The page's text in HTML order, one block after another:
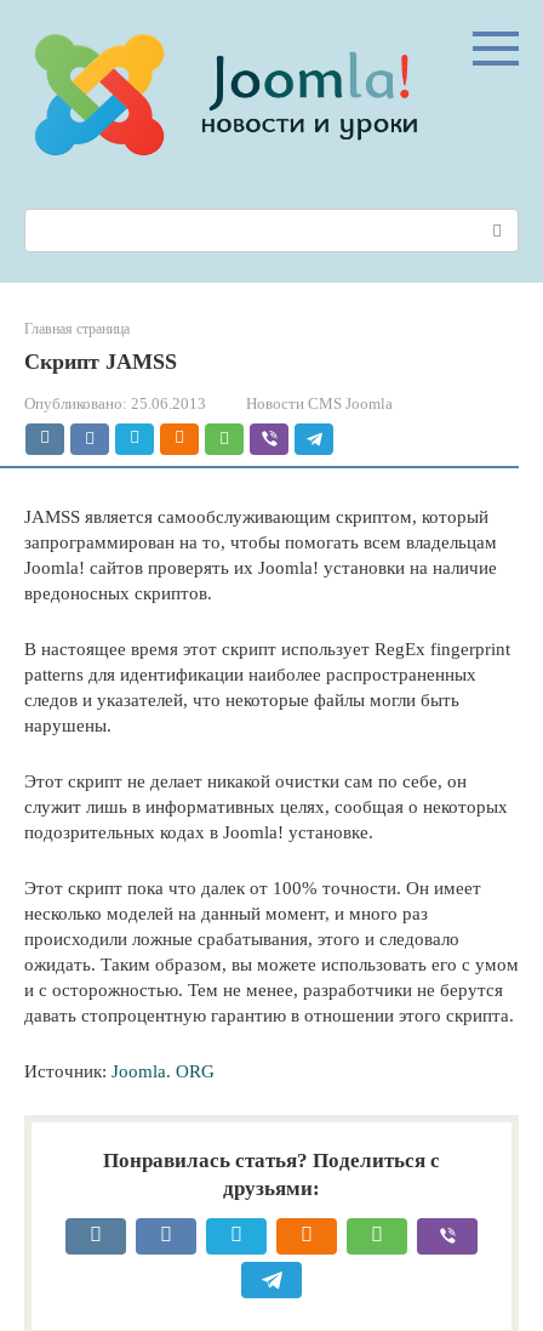
контенту
Главная страница
Скрипт JAMSS
Опубликовано: 25.06.2013 Новости CMS Joomla
JAMSS является самообслуживающим скриптом, который
запрограммирован на то, чтобы помогать всем владельцам
Joomla! сайтов проверять их Joomla! установки на наличие
вредоносных скриптов.
В настоящее время этот скрипт использует RegEx fingerprint
patterns для идентификации наиболее распространенных
следов и указателей, что некоторые файлы могли быть
нарушены.
Этот скрипт не делает никакой очистки сам по себе, он
служит лишь в информативных целях, сообщая о некоторых
подозрительных кодах в Joomla! установке.
Этот скрипт пока что далек от 100% точности. Он имеет
несколько моделей на данный момент, и много раз
происходили ложные срабатывания, этого и следовало
ожидать. Таким образом, вы можете использовать его с умом
и с осторожностью. Тем не менее, разработчики не берутся
давать стопроцентную гарантию в отношении этого скрипта.
Источник: Joomla. ORG
Понравилась статья? Поделиться с
друзьями: